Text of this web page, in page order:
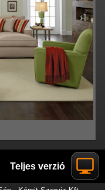
Teljes verzió